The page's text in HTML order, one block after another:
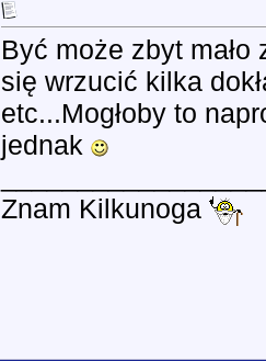
Być może zbyt
się wrzucić kilka
etc...Mogłoby to
jednak
Znam Kilkunoga